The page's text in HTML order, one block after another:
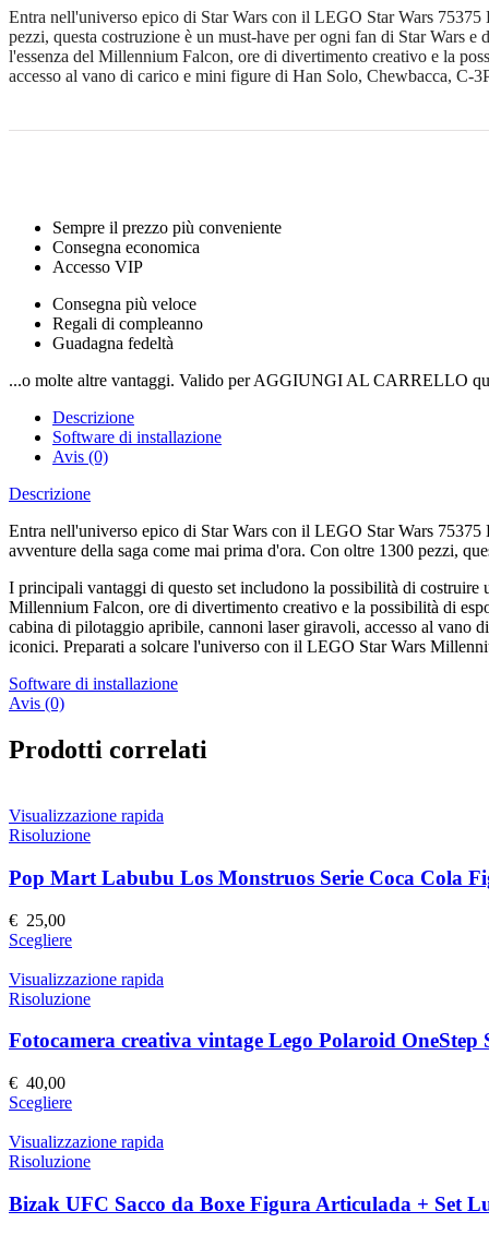
Entra nell'universo epico di Star Wars con il LEGO Star Wars
pezzi, questa costruzione è un must-have per ogni fan di Star Wars
l'essenza del Millennium Falcon, ore di divertimento creativo e la
accesso al vano di carico e mini figure di Han Solo, Chewbacca,
Sempre il prezzo più conveniente
Consegna economica
Accesso VIP
Consegna più veloce
Regali di compleanno
Guadagna fedeltà
...o molte altre vantaggi. Valido per AGGIUNGI AL CARRELLO
Descrizione
Software di installazione
Avis (0)
Descrizione
Entra nell'universo epico di Star Wars con il LEGO Star Wars
avventure della saga come mai prima d'ora. Con oltre 1300 pezzi,
I principali vantaggi di questo set includono la possibilità di costruire
Millennium Falcon, ore di divertimento creativo e la possibilità di
cabina di pilotaggio apribile, cannoni laser giravoli, accesso al vano
iconici. Preparati a solcare l'universo con il LEGO Star Wars
Software di installazione
Avis (0)
Prodotti correlati
Visualizzazione rapida
Risoluzione
Pop Mart Labubu Los Monstruos Serie Coca Cola
€ 25,00
ScegliereQuesto
ha
più
Le
scelte
nella
pagina
del
prodotto
Visualizzazione rapida
Risoluzione
Fotocamera creativa vintage Lego Polaroid OneStep
€ 40,00
ScegliereQuesto
ha
più
Le
opzioni
Visualizzazione rapida
Risoluzione
Bizak UFC Sacco da Boxe Figura Articulada + Set